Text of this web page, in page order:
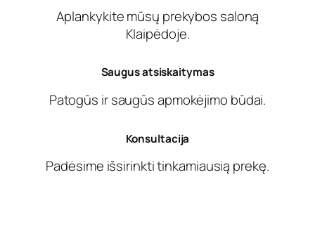
Aplankykite mūsų prekybos saloną
Klaipėdoje.
Saugus atsiskaitymas
Patogūs ir saugūs apmokėjimo būdai.
Konsultacija
Padėsime išsirinkti tinkamiausią prekę.